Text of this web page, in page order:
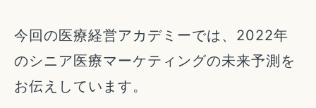
今回の医療経営アカデミーでは、2022年
のシニア医療マーケティングの未来予測を
お伝えしています。